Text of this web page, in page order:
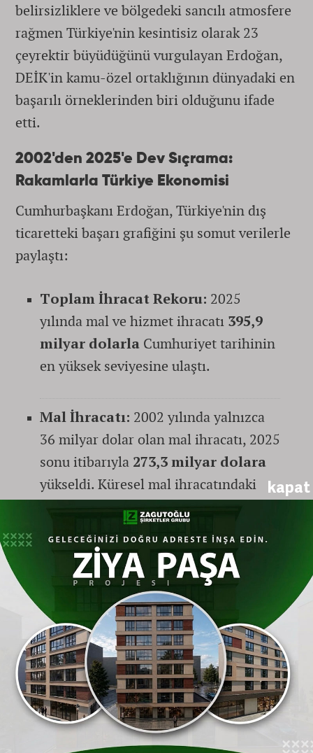
kapat
belirsizliklere ve bölgedeki sancılı atmosfere
rağmen Türkiye'nin kesintisiz olarak 23
çeyrektir büyüdüğünü vurgulayan Erdoğan,
DEİK'in kamu-özel ortaklığının dünyadaki en
başarılı örneklerinden biri olduğunu ifade
etti.
2002'den 2025'e Dev Sıçrama:
Rakamlarla Türkiye Ekonomisi
Cumhurbaşkanı Erdoğan, Türkiye'nin dış
ticaretteki başarı grafiğini şu somut verilerle
paylaştı:
Toplam İhracat Rekoru: 2025
yılında mal ve hizmet ihracatı 395,9
milyar dolarla Cumhuriyet tarihinin
en yüksek seviyesine ulaştı.
Mal İhracatı: 2002 yılında yalnızca
36 milyar dolar olan mal ihracatı, 2025
sonu itibarıyla 273,3 milyar dolara
yükseldi. Küresel mal ihracatındaki
payımız yüzde 0,55'ten yüzde 1,07'ye
Hizmet İhracatı:2002'de 14 milyar
dolar olan hizmet ihracatı, geçen yıl
122,6 milyar dolaraulaşarak küresel
payını yüzde 1,31'e yükseltti.
Yüksek Teknoloji Hamlesi:2002
yılında 10 milyar dolar olan orta-
yüksek ve yüksek teknolojili ürün